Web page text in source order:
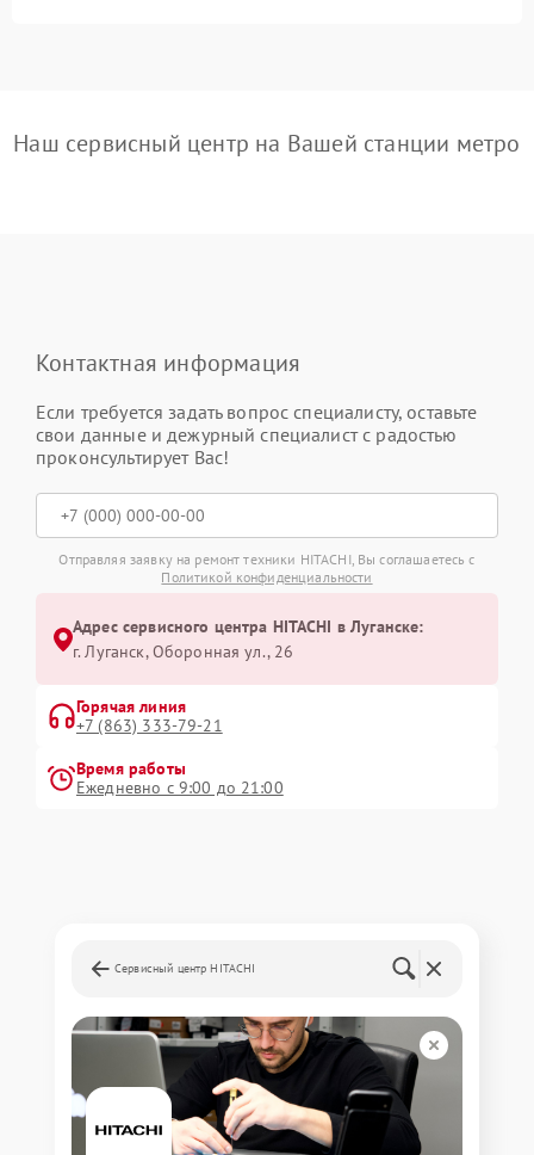
Наш сервисный центр на Вашей станции метро
Контактная информация
Если требуется задать вопрос специалисту, оставьте
свои данные и дежурный специалист с радостью
проконсультирует Вас!
Отправляя заявку на ремонт техники HITACHI, Вы соглашаетесь с
Политикой конфиденциальности
Адрес сервисного центра HITACHI в Луганске:
г. Луганск, Оборонная ул., 26
Горячая линия
+7 (863) 333-79-21
Время работы
Ежедневно с 9:00 до 21:00
Сервисный центр HITACHI